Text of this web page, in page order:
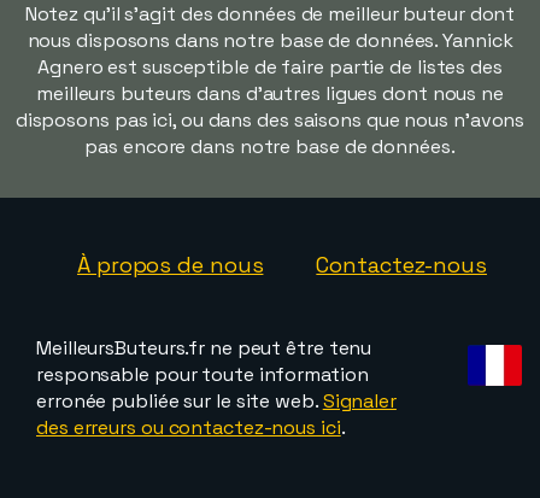
Notez qu'il s'agit des données de meilleur buteur dont
nous disposons dans notre base de données. Yannick
Agnero est susceptible de faire partie de listes des
meilleurs buteurs dans d'autres ligues dont nous ne
disposons pas ici, ou dans des saisons que nous n'avons
pas encore dans notre base de données.
À propos de nous Contactez-nous
MeilleursButeurs.fr ne peut être tenu
responsable pour toute information
erronée publiée sur le site web.Signaler
des erreurs ou contactez-nous ici.